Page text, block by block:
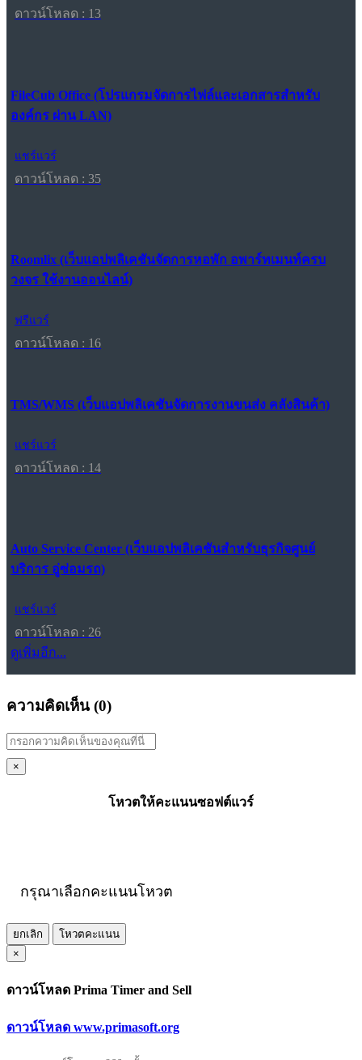
ดาวน์โหลด : 13
FileCub Office (โปรแกรมจัดการไฟล์และเอกสารสำหรับ
องค์กร ผ่าน LAN)
แชร์แวร์
ดาวน์โหลด : 35
Roomlix (เว็บแอปพลิเคชันจัดการหอพัก อพาร์ทเมนท์ครบ
วงจร ใช้งานออนไลน์)
ฟรีแวร์
ดาวน์โหลด : 16
TMS/WMS (เว็บแอปพลิเคชันจัดการงานขนส่ง คลังสินค้า)
แชร์แวร์
ดาวน์โหลด : 14
Auto Service Center (เว็บแอปพลิเคชันสำหรับธุรกิจศูนย์
บริการ อู่ซ่อมรถ)
แชร์แวร์
ดาวน์โหลด : 26
ดูเพิ่มอีก...
ความคิดเห็น (0)
×
โหวตให้คะแนนซอฟต์แวร์
กรุณาเลือกคะแนนโหวต
ยกเลิก
โหวตคะแนน
×
ดาวน์โหลด Prima Timer and Sell
ดาวน์โหลด www.primasoft.org